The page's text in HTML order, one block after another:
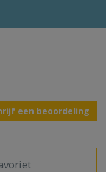
een beoordeling